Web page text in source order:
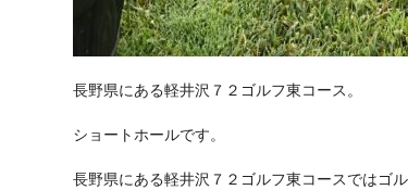
長野県にある軽井沢７２ゴルフ東コース。
ショートホールです。
長野県にある軽井沢７２ゴルフ東コースではゴ